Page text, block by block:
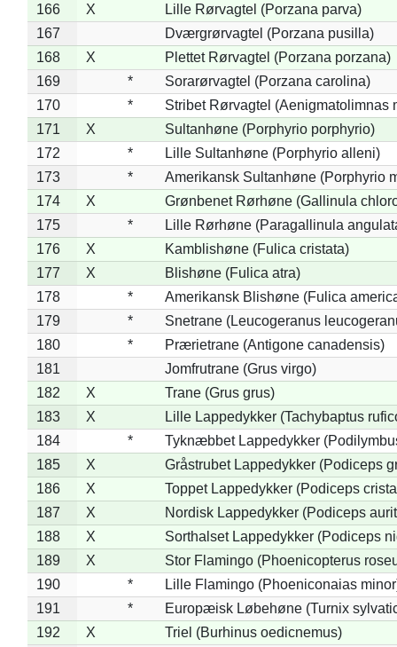
166
X
Lille Rørvagtel (Porzana parva)
167
Dværgrørvagtel (Porzana pusilla)
168
X
Plettet Rørvagtel (Porzana porzana)
169
*
Sorarørvagtel (Porzana carolina)
170
*
Stribet Rørvagtel (Aenigmatolimnas
171
X
Sultanhøne (Porphyrio porphyrio)
172
*
Lille Sultanhøne (Porphyrio alleni)
173
*
Amerikansk Sultanhøne (Porphyrio
174
X
Grønbenet Rørhøne (Gallinula
175
*
Lille Rørhøne (Paragallinula
176
X
Kamblishøne (Fulica cristata)
177
X
Blishøne (Fulica atra)
178
*
Amerikansk Blishøne (Fulica
179
*
Snetrane (Leucogeranus
180
*
Prærietrane (Antigone canadensis)
181
Jomfrutrane (Grus virgo)
182
X
Trane (Grus grus)
183
X
Lille Lappedykker (Tachybaptus
184
*
Tyknæbbet Lappedykker
185
X
Gråstrubet Lappedykker (Podiceps
186
X
Toppet Lappedykker (Podiceps
187
X
Nordisk Lappedykker (Podiceps
188
X
Sorthalset Lappedykker (Podiceps
189
X
Stor Flamingo (Phoenicopterus
190
*
Lille Flamingo (Phoeniconaias
191
*
Europæisk Løbehøne (Turnix
192
X
Triel (Burhinus oedicnemus)